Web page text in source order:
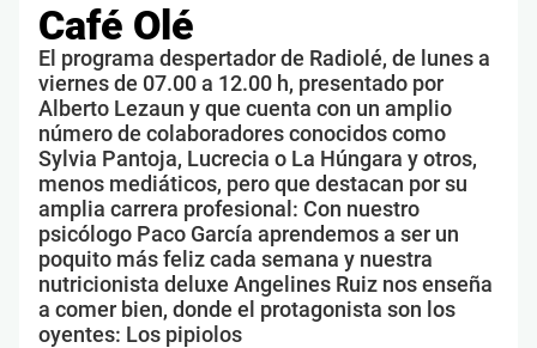
Café Olé
El programa despertador de Radiolé, de lunes a
viernes de 07.00 a 12.00 h, presentado por
Alberto Lezaun y que cuenta con un amplio
número de colaboradores conocidos como
Sylvia Pantoja, Lucrecia o La Húngara y otros,
menos mediáticos, pero que destacan por su
amplia carrera profesional: Con nuestro
psicólogo Paco García aprendemos a ser un
poquito más feliz cada semana y nuestra
nutricionista deluxe Angelines Ruiz nos enseña
a comer bien, donde el protagonista son los
oyentes: Los pipiolos